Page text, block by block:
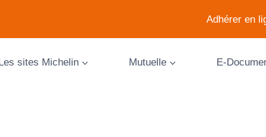
Adhérer en
sites Michelin Mutuelle E-